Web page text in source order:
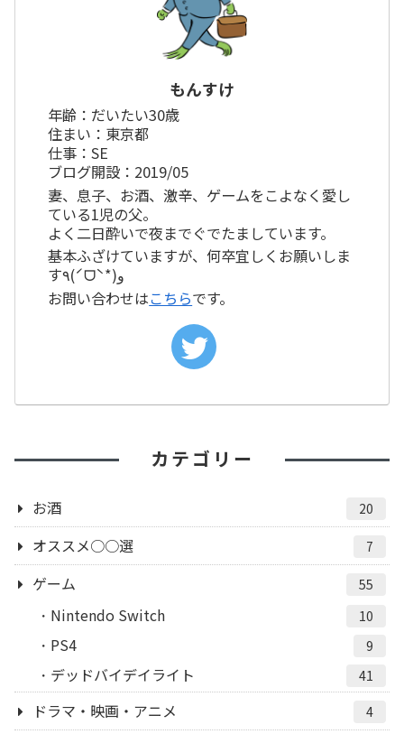
もんすけ
年齢：だいたい30歳
住まい：東京都
仕事：SE
ブログ開設：2019/05
妻、息子、お酒、激辛、ゲームをこよなく愛し
ている1児の父。
よく二日酔いで夜までぐでたましています。
基本ふざけていますが、何卒宜しくお願いしま
す٩(ˊᗜˋ*)و
お問い合わせはこちらです。
カテゴリー
お酒 20
オススメ○○選 7
ゲーム 55
Nintendo Switch 10
PS4 9
デッドバイデイライト 41
ドラマ・映画・アニメ 4